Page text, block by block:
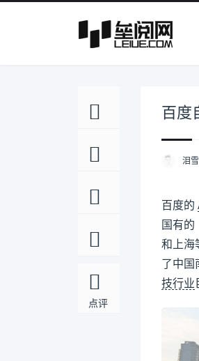
点评
百度
泪雪
百度的
国有的
和上海
了中国
技行业